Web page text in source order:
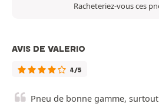
Racheteriez-vous ces
AVIS DE VALERIO
4/5
Pneu de bonne gamme,